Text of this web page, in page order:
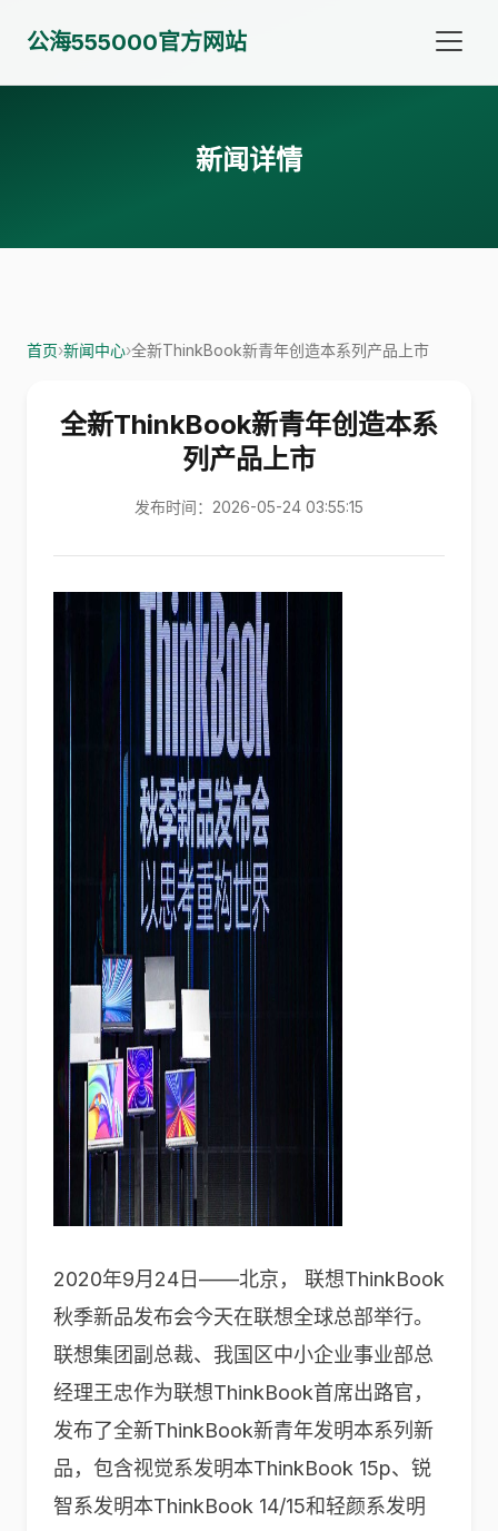
公海555000官方网站
新闻详情
首页›新闻中心›全新ThinkBook新青年创造本系列产品上市
全新ThinkBook新青年创造本系
列产品上市
发布时间：2026-05-24 03:55:15
2020年9月24日——北京， 联想ThinkBook
秋季新品发布会今天在联想全球总部举行。
联想集团副总裁、我国区中小企业事业部总
经理王忠作为联想ThinkBook首席出路官，
发布了全新ThinkBook新青年发明本系列新
品，包含视觉系发明本ThinkBook 15p、锐
智系发明本ThinkBook 14/15和轻颜系发明